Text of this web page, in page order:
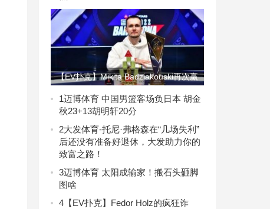
【EV扑克】Mikita Badziakouski再次赢
下EPT巴塞罗那€100K超级豪客赛冠军
1迈博体育 中国男篮客场负日本 胡金
秋23+13胡明轩20分
2大发体育-托尼·弗格森在“几场失利”
后还没有准备好退休，大发助力你的
致富之路！
3迈博体育 太阳成输家！搬石头砸脚
图啥
4 【EV扑克】Fedor Holz的疯狂诈